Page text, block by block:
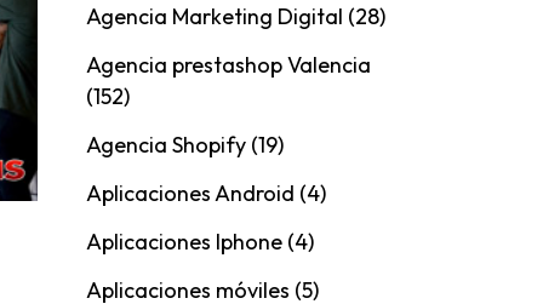
Agencia Marketing Digital (28)
Agencia prestashop Valencia
(152)
Agencia Shopify (19)
Aplicaciones Android (4)
Aplicaciones Iphone (4)
Aplicaciones móviles (5)